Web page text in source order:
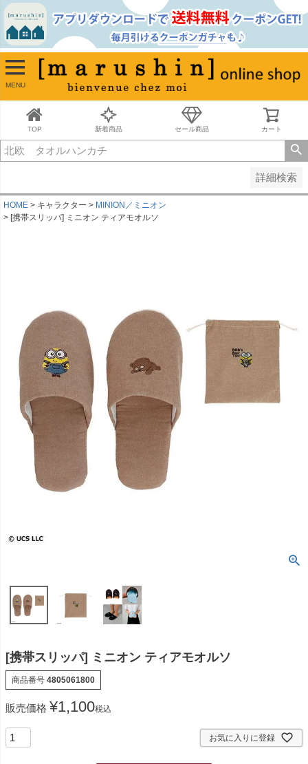
MENU
TOP 新着商品 セール商品 カート
詳細検索
並び順
新着順
古い順
価格が安い順
価格が高い順
キーワードヒット順
HOME キャラクター
MINION／ミニオン
[携帯スリッパ] ミニオン ティアモオルソ
[携帯スリッパ] ミニオン ティアモオルソ
商品番号 4805061800
販売価格 ¥1,100税込
お気に入りに登録